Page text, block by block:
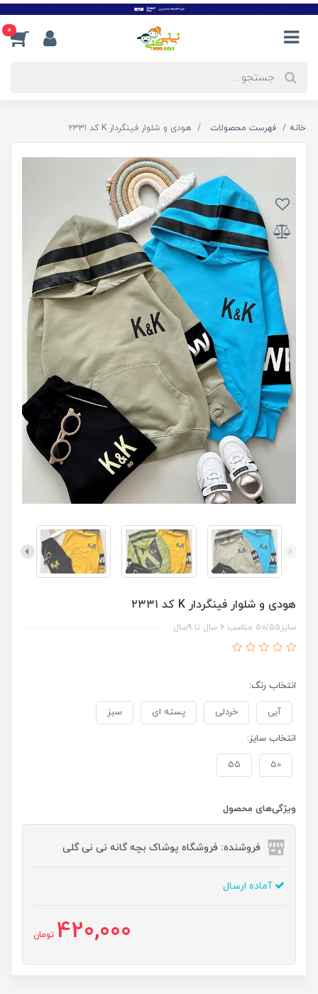
0
خانه فهرست محصولات هودی و شلوار فینگردار K کد ۲۳۳۱
هودی و شلوار فینگردار K کد ۲۳۳۱
سایز۵۰/۵۵ مناسب ۶ سال تا ۹سال
انتخاب رنگ:
آبی خردلی پسته ای سبز
انتخاب سایز:
50
55
ویژگی‌های محصول
فروشنده: فروشگاه پوشاک بچه گانه نی نی گلی
آماده ارسال
420,000 تومان